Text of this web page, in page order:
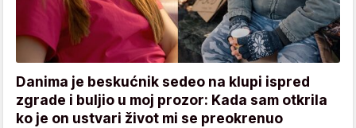
Danima je beskućnik sedeo na klupi ispred
zgrade i buljio u moj prozor: Kada sam otkrila
ko je on ustvari život mi se preokrenuo